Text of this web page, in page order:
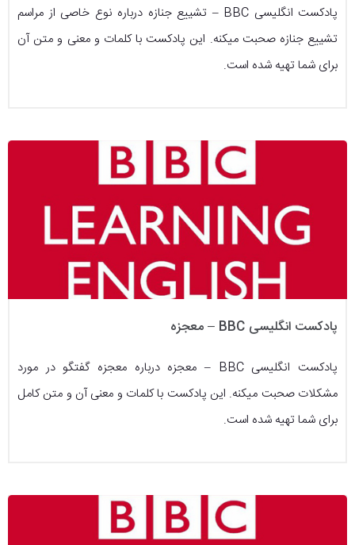
پادکست انگلیسی BBC – تشییع جنازه درباره نوع خاصی از مراسم
تشییع جنازه صحبت میکنه. این پادکست با کلمات و معنی و متن آن
برای شما تهیه شده است.
پادکست انگلیسی BBC – معجزه
پادکست انگلیسی BBC – معجزه درباره معجزه گفتگو در مورد
مشکلات صحبت میکنه. این پادکست با کلمات و معنی آن و متن کامل
برای شما تهیه شده است.